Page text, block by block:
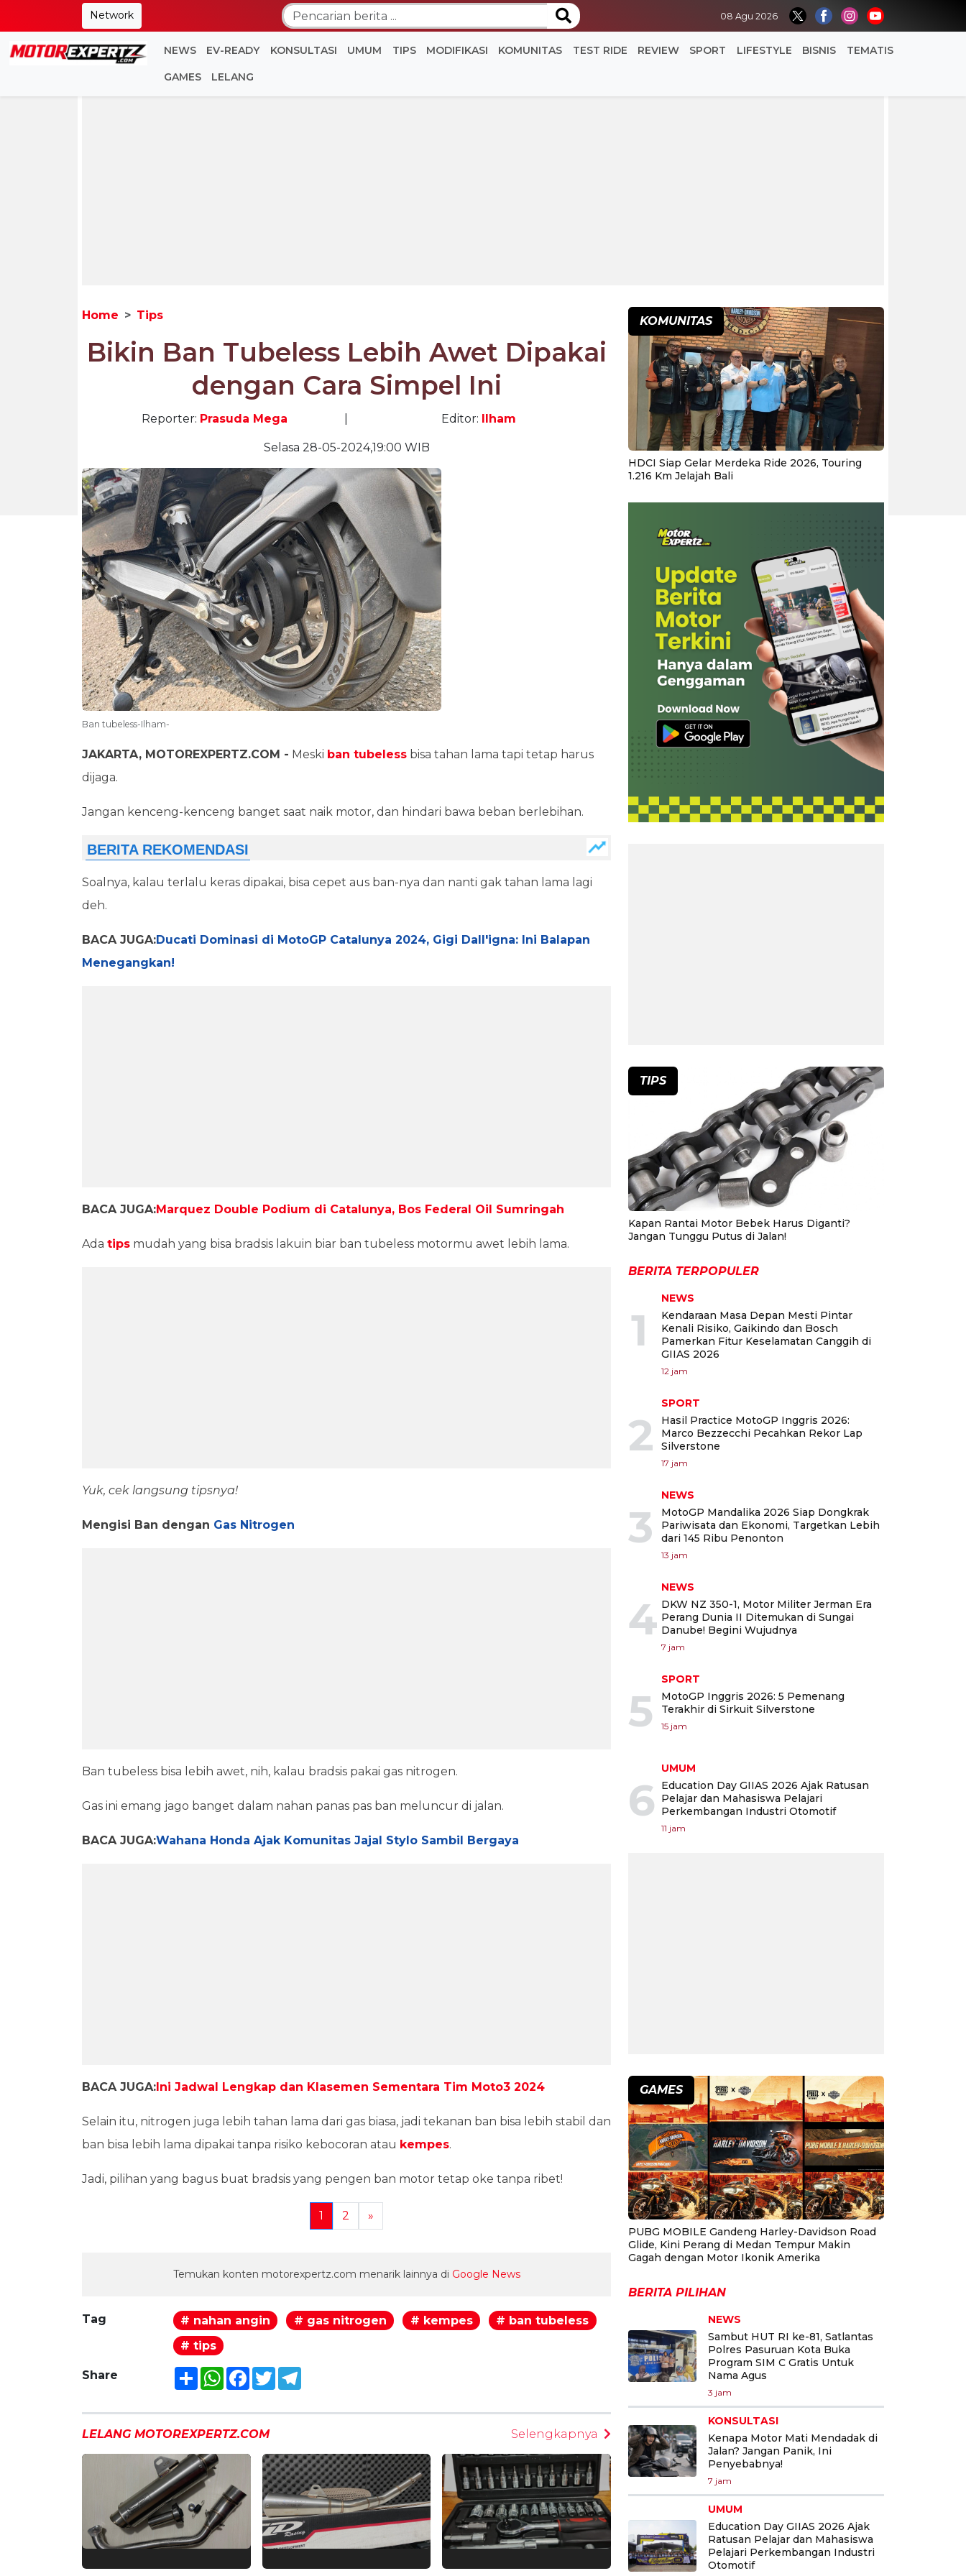
Network 08 Agu 2026
NEWS EV-READY KONSULTASI UMUM TIPS MODIFIKASI KOMUNITAS TEST RIDE REVIEW SPORT LIFESTYLE BISNIS TEMATIS
GAMES LELANG
Home Tips
Bikin Ban Tubeless Lebih Awet Dipakai
dengan Cara Simpel Ini
Reporter: Prasuda Mega Editor: Ilham
Selasa 28-05-2024,19:00 WIB
Ban tubeless-Ilham-
JAKARTA, MOTOREXPERTZ.COM - Meski ban tubeless bisa tahan lama tapi tetap harus
dijaga.
Jangan kenceng-kenceng banget saat naik motor, dan hindari bawa beban berlebihan.
Soalnya, kalau terlalu keras dipakai, bisa cepet aus ban-nya dan nanti gak tahan lama lagi
deh.
BACA JUGA:Ducati Dominasi di MotoGP Catalunya 2024, Gigi Dall'igna: Ini Balapan
Menegangkan!
BACA JUGA:Marquez Double Podium di Catalunya, Bos Federal Oil Sumringah
Ada tips mudah yang bisa bradsis lakuin biar ban tubeless motormu awet lebih lama.
Yuk, cek langsung tipsnya!
Mengisi Ban dengan Gas Nitrogen
Ban tubeless bisa lebih awet, nih, kalau bradsis pakai gas nitrogen.
Gas ini emang jago banget dalam nahan panas pas ban meluncur di jalan.
BACA JUGA:Wahana Honda Ajak Komunitas Jajal Stylo Sambil Bergaya
BACA JUGA:Ini Jadwal Lengkap dan Klasemen Sementara Tim Moto3 2024
Selain itu, nitrogen juga lebih tahan lama dari gas biasa, jadi tekanan ban bisa lebih stabil dan
ban bisa lebih lama dipakai tanpa risiko kebocoran atau kempes.
Jadi, pilihan yang bagus buat bradsis yang pengen ban motor tetap oke tanpa ribet!
1 2 »
Temukan konten motorexpertz.com menarik lainnya di Google News
Tag # nahan angin # gas nitrogen # kempes
# ban tubeless
# tips
Share ShareWhatsApp
Facebook
TwitterTelegram
LELANG MOTOREXPERTZ.COM Selengkapnya
KOMUNITAS
HDCI Siap Gelar Merdeka Ride 2026, Touring
1.216 Km Jelajah Bali
TIPS
Kapan Rantai Motor Bebek Harus Diganti?
Jangan Tunggu Putus di Jalan!
BERITA TERPOPULER
1
NEWS
Kendaraan Masa Depan Mesti Pintar
Kenali Risiko, Gaikindo dan Bosch
Pamerkan Fitur Keselamatan Canggih di
GIIAS 2026
12 jam
2
SPORT
Hasil Practice MotoGP Inggris 2026:
Marco Bezzecchi Pecahkan Rekor Lap
Silverstone
17 jam
3
NEWS
MotoGP Mandalika 2026 Siap Dongkrak
Pariwisata dan Ekonomi, Targetkan Lebih
dari 145 Ribu Penonton
13 jam
4
NEWS
DKW NZ 350-1, Motor Militer Jerman Era
Perang Dunia II Ditemukan di Sungai
Danube! Begini Wujudnya
7 jam
5
SPORT
MotoGP Inggris 2026: 5 Pemenang
Terakhir di Sirkuit Silverstone
15 jam
6
UMUM
Education Day GIIAS 2026 Ajak Ratusan
Pelajar dan Mahasiswa Pelajari
Perkembangan Industri Otomotif
11 jam
GAMES
PUBG MOBILE Gandeng Harley-Davidson Road
Glide, Kini Perang di Medan Tempur Makin
Gagah dengan Motor Ikonik Amerika
BERITA PILIHAN
NEWS
Sambut HUT RI ke-81, Satlantas
Polres Pasuruan Kota Buka
Program SIM C Gratis Untuk
Nama Agus
3 jam
KONSULTASI
Kenapa Motor Mati Mendadak di
Jalan? Jangan Panik, Ini
Penyebabnya!
7 jam
UMUM
Education Day GIIAS 2026 Ajak
Ratusan Pelajar dan Mahasiswa
Pelajari Perkembangan Industri
Otomotif